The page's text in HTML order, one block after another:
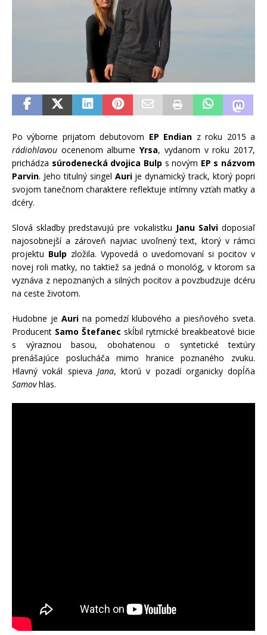
Po výborne prijatom debutovom EP Endian z roku 2015 a
rádiohlavou ocenenom albumeYrsa, vydanom v roku 2017,
prichádza súrodenecká dvojica Bulp s novým EP s názvom
Parvin. Jeho titulný singel Aurije dynamický track, ktorý popri
svojom tanečnom charaktere reflektuje intímny vzťah matky a
dcéry.
Slová skladby predstavujú pre vokalistku Janu Salvidoposiaľ
najosobnejší a zároveň najviac uvoľnený text, ktorý v rámci
projektu Bulp zložila. Vypovedá o uvedomovaní si pocitov v
novej roli matky, no taktiež sa jedná o monológ, v ktorom sa
vyznáva z nepoznaných a silných pocitov a povzbudzuje dcéru
na ceste životom.
Hudobne je Aurina pomedzí klubového a piesňového sveta.
Producent Samo Štefanec skĺbil rytmické breakbeatové bicie
s výraznou basou, obohatenou o syntetické textúry
prenášajúce poslucháča mimo hranice poznaného zvuku.
Hlavný vokál spieva Jana, ktorú v pozadí organicky dopĺňa
Samovhlas.